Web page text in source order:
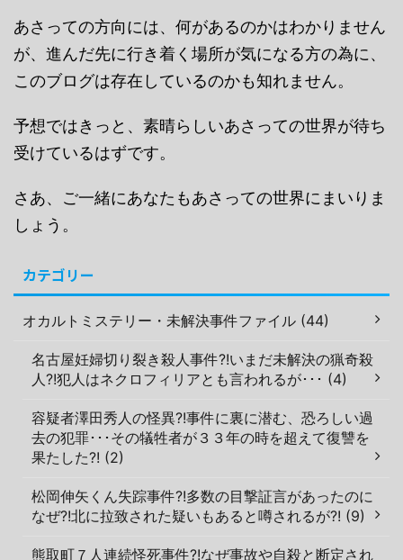
あさっての方向には、何があるのかはわかりません
が、進んだ先に行き着く場所が気になる方の為に、
このブログは存在しているのかも知れません。
予想ではきっと、素晴らしいあさっての世界が待ち
受けているはずです。
さあ、ご一緒にあなたもあさっての世界にまいりま
しょう。
カテゴリー
オカルトミステリー・未解決事件ファイル (44)
名古屋妊婦切り裂き殺人事件?!いまだ未解決の猟奇殺
人?!犯人はネクロフィリアとも言われるが･･･ (4)
容疑者澤田秀人の怪異?!事件に裏に潜む、恐ろしい過
去の犯罪･･･その犠牲者が３３年の時を超えて復讐を
果たした?! (2)
松岡伸矢くん失踪事件?!多数の目撃証言があったのに
なぜ?!北に拉致された疑いもあると噂されるが?! (9)
熊取町７人連続怪死事件?!なぜ事故や自殺と断定され